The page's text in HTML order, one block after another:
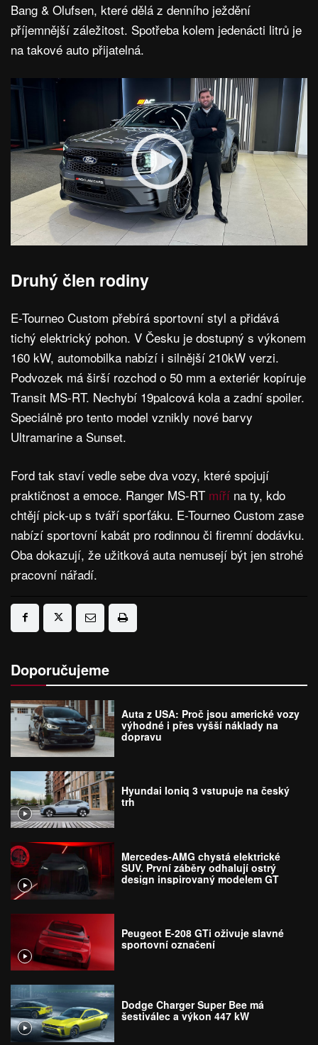
Bang & Olufsen, které dělá z denního ježdění
příjemnější záležitost. Spotřeba kolem jedenácti litrů je
na takové auto přijatelná.
Druhý člen rodiny
E-Tourneo Custom přebírá sportovní styl a přidává
tichý elektrický pohon. V Česku je dostupný s výkonem
160 kW, automobilka nabízí i silnější 210kW verzi.
Podvozek má širší rozchod o 50 mm a exteriér kopíruje
Transit MS-RT. Nechybí 19palcová kola a zadní spoiler.
Speciálně pro tento model vznikly nové barvy
Ultramarine a Sunset.
Ford tak staví vedle sebe dva vozy, které spojují
praktičnost a emoce. Ranger MS-RT míří na ty, kdo
chtějí pick-up s tváří sporťáku. E-Tourneo Custom zase
nabízí sportovní kabát pro rodinnou či firemní dodávku.
Oba dokazují, že užitková auta nemusejí být jen strohé
pracovní nářadí.
Doporučujeme
Auta z USA: Proč jsou americké vozy
výhodné i přes vyšší náklady na
dopravu
Hyundai Ioniq 3 vstupuje na český
trh
Mercedes-AMG chystá elektrické
SUV. První záběry odhalují ostrý
design inspirovaný modelem GT
Peugeot E-208 GTi oživuje slavné
sportovní označení
Dodge Charger Super Bee má
šestiválec a výkon 447 kW